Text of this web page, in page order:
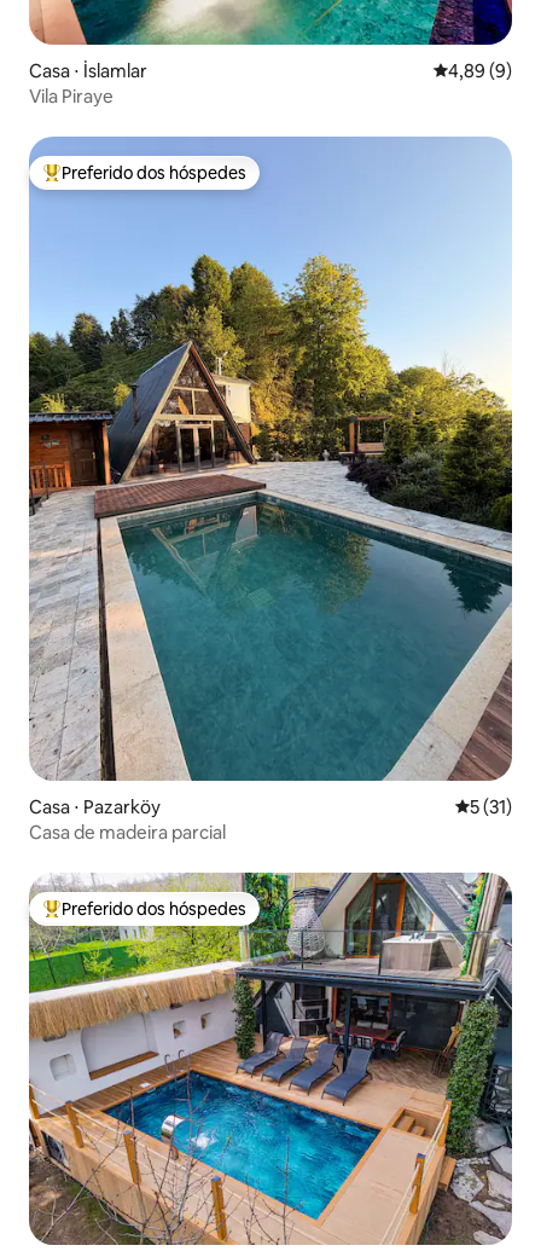
Casa ⋅ İslamlar 4,89 de uma
4,89 (9)
Vila Piraye
Entre os melhores preferidos dos hóspedes
Preferido dos hóspedes
Casa ⋅ Pazarköy 5 de uma
5 (31)
Casa de madeira parcial
Entre os melhores preferidos dos hóspedes
Preferido dos hóspedes